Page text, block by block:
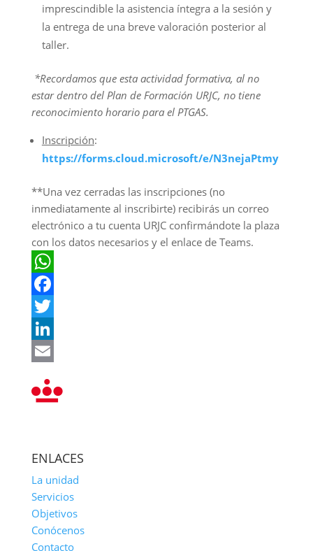
imprescindible la asistencia íntegra a la sesión y
la entrega de una breve valoración posterior al
taller.
*Recordamos que esta actividad formativa, al no
estar dentro del Plan de Formación URJC, no tiene
reconocimiento horario para el PTGAS.
Inscripción:
https://forms.cloud.microsoft/e/N3nejaPtmy
**Una vez cerradas las inscripciones (no
inmediatamente al inscribirte) recibirás un correo
electrónico a tu cuenta URJC confirmándote la plaza
con los datos necesarios y el enlace de Teams.
WhatsApp
Facebook
Twitter
LinkedIn
ENLACES
La unidad
Servicios
Objetivos
Conócenos
Contacto